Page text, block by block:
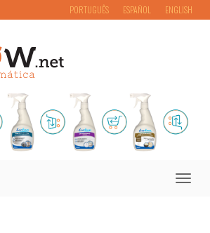
PORTUGUÊS ESPAÑOL ENGLISH
Toggle